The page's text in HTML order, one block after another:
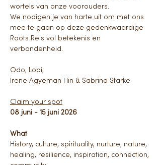
wortels van onze voorouders.
We nodigen je van harte uit om met ons
mee te gaan op deze gedenkwaardige
Roots Reis vol betekenis en
verbondenheid.
Odo, Lobi,
Irene Agyeman Hin & Sabrina Starke
Claim your spot
08 juni - 15 juni 2026
What
History, culture, spirituality, nurture, nature,
healing, resilience, inspiration, connection,